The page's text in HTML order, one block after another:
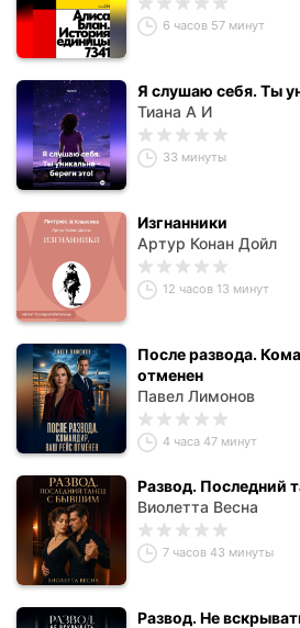
6 часов 57 минут
Я слушаю себя. Ты
Тиана А И
33 минуты
Изгнанники
Артур Конан Дойл
12 часов 13 минут
После развода.
отменен
Павел Лимонов
4 часа 47 минут
Развод. Последний
Виолетта Весна
7 часов 43 минуты
Развод. Не